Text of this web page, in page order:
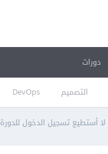
التصميم DevOps
دورات
لا أستطيع تسجيل الدخول للدورة